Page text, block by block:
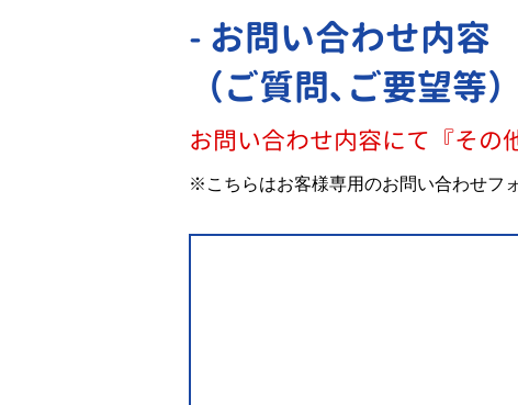
- お問い合わせ内容
（ご質問､ご要望等）
お問い合わせ内容にて『その
※こちらはお客様専用のお問い合わせフ